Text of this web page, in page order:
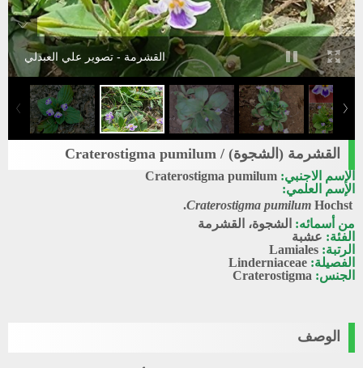
القشرمة - تصوير علي العبدلي
القشرمة (الشجوة) / Craterostigma pumilum
الإسم الاجنبي: Craterostigma pumilum
الإسم العلمي:
Craterostigma pumilum Hochst.
من أسمائه: الشجوة، القشرمة
الفئة: عشبة
الرتبة: Lamiales
الفصيلة: Linderniaceae
الجنس: Craterostigma
الوصف